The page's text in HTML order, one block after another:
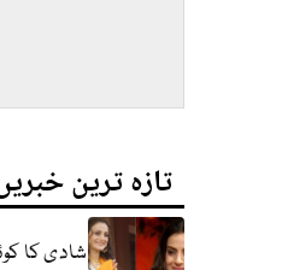
تازہ ترین
شادی کا